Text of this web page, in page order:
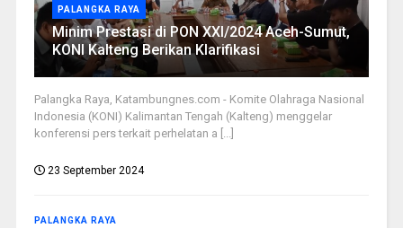
PALANGKA RAYA
Minim Prestasi di PON XXI/2024 Aceh-Sumut,
KONI Kalteng Berikan Klarifikasi
Palangka Raya, Katambungnes.com - Komite Olahraga Nasional
Indonesia (KONI) Kalimantan Tengah (Kalteng) menggelar
konferensi pers terkait perhelatan a [...]
23 September 2024
PALANGKA RAYA